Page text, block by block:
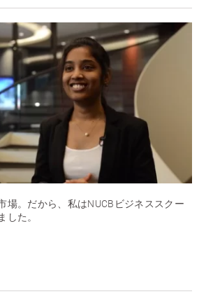
場。だから、私はNUCBビジネススクー
した。